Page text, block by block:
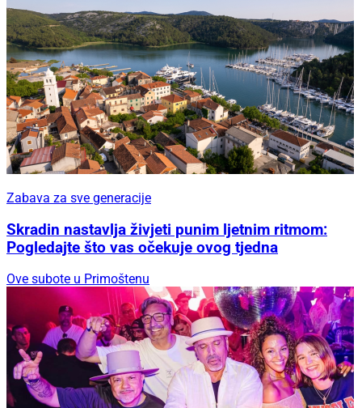
Zabava za sve generacije
Skradin nastavlja živjeti punim ljetnim ritmom:
Pogledajte što vas očekuje ovog tjedna
Ove subote u Primoštenu